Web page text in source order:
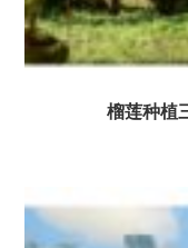
榴莲种植